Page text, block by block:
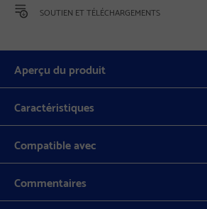
SOUTIEN ET TÉLÉCHARGEMENTS
Aperçu du produit
Caractéristiques
Compatible avec
Commentaires